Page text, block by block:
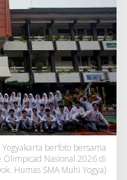
berfoto bersama
Nasional 2026 di
Humas SMA Muhi Yogya)